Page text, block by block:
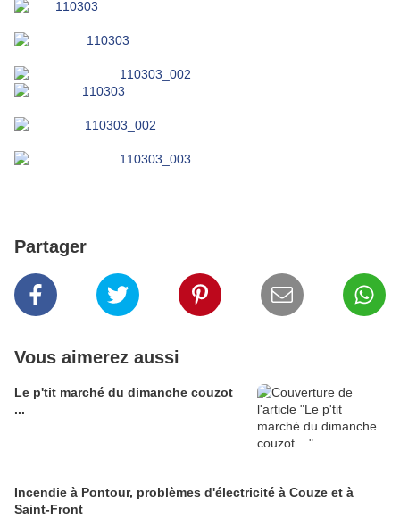
Partager
Vous aimerez aussi
Le p'tit marché du dimanche couzot
...
Incendie à Pontour, problèmes d'électricité à Couze et à
Saint-Front